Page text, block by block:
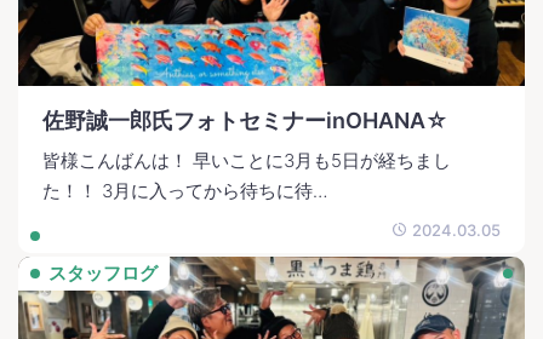
佐野誠一郎氏フォトセミナーinOHANA☆
皆様こんばんは！ 早いことに3月も5日が経ちまし
た！！ 3月に入ってから待ちに待…
2024.03.05
スタッフログ